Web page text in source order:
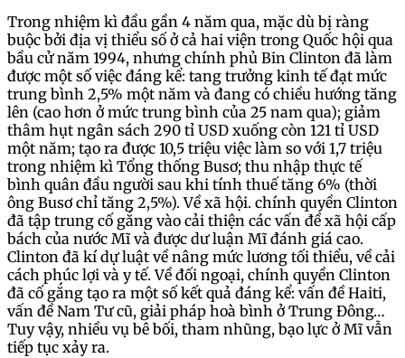
Trong nhiệm kì đầu gần 4 năm qua, mặc dù bị ràng
buộc bởi địa vị thiểu số ở cả hai viện trong Quốc hội qua
bầu cử năm 1994, nhưng chính phủ Bin Clinton đã làm
được một số việc đáng kể: tang trưởng kinh tế đạt mức
trung bình 2,5% một năm và đang có chiều hướng tăng
lên (cao hơn ở mức trung bình của 25 nam qua); giảm
thâm hụt ngân sách 290 tỉ USD xuống còn 121 tỉ USD
một năm; tạo ra được 10,5 triệu việc làm so với 1,7 triệu
trong nhiệm kì Tổng thống Busơ; thu nhập thực tế
bình quân đầu người sau khi tính thuế tăng 6% (thời
ông Busơ chỉ tăng 2,5%). Về xã hội. chính quyền Clinton
đã tập trung cố gắng vào cải thiện các vấn đề xã hội cấp
bách của nước Mĩ và được dư luận Mĩ đánh giá cao.
Clinton đã kí dự luật về nâng mức lương tối thiểu, về cải
cách phúc lợi và y tế. Về đối ngoại, chính quyền Clinton
đã cố gắng tạo ra một số kết quả đáng kể: vấn đề Haiti,
vấn đề Nam Tư cũ, giải pháp hoà bình ở Trung Đông…
Tuy vậy, nhiều vụ bê bối, tham nhũng, bạo lực ở Mĩ vẫn
tiếp tục xảy ra.